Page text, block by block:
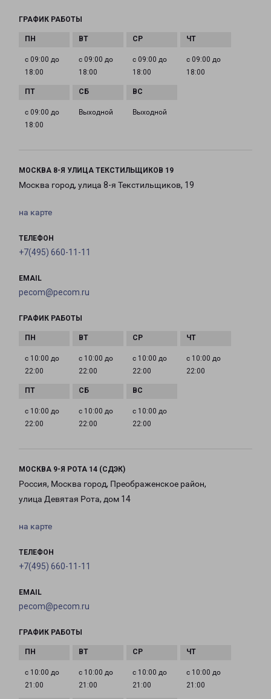
ГРАФИК РАБОТЫ
с 09:00 до
18:00
с 09:00 до
18:00
с 09:00 до
18:00
с 09:00 до
18:00
с 09:00 до
18:00
Выходной Выходной
МОСКВА 8-Я УЛИЦА ТЕКСТИЛЬЩИКОВ 19
Москва город, улица 8-я Текстильщиков, 19
на карте
ТЕЛЕФОН
+7(495) 660-11-11
EMAIL
pecom@pecom.ru
ГРАФИК РАБОТЫ
с 10:00 до
22:00
с 10:00 до
22:00
с 10:00 до
22:00
с 10:00 до
22:00
с 10:00 до
22:00
с 10:00 до
22:00
с 10:00 до
22:00
МОСКВА 9-Я РОТА 14 (СДЭК)
Россия, Москва город, Преображенское район,
улица Девятая Рота, дом 14
на карте
ТЕЛЕФОН
+7(495) 660-11-11
EMAIL
pecom@pecom.ru
ГРАФИК РАБОТЫ
с 10:00 до
21:00
с 10:00 до
21:00
с 10:00 до
21:00
с 10:00 до
21:00